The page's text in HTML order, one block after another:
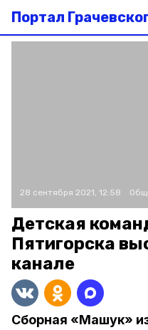
Портал
28 сентября 2021, 12:58
Детская
Пятигорска
канале
Сборная «Машук»